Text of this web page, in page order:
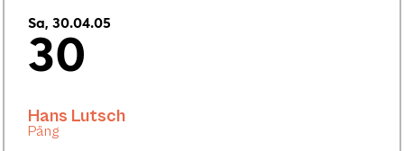
Sa, 30.04.05
30
Hans Lutsch
Päng